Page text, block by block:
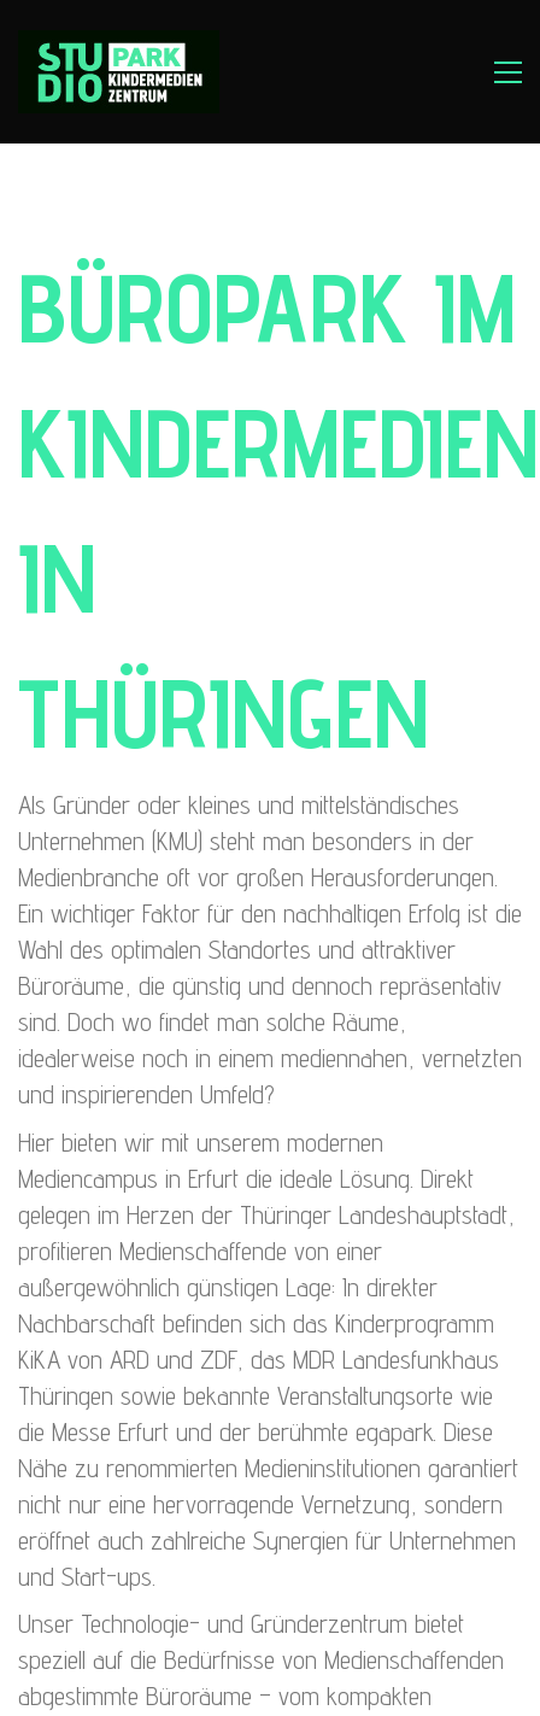
BÜROPARK IM
IN
THÜRINGEN
Als Gründer oder kleines und mittelständisches
Unternehmen (KMU) steht man besonders in der
Medienbranche oft vor großen Herausforderungen.
Ein wichtiger Faktor für den nachhaltigen Erfolg ist die
Wahl des optimalen Standortes und attraktiver
Büroräume, die günstig und dennoch repräsentativ
sind. Doch wo findet man solche Räume,
idealerweise noch in einem mediennahen, vernetzten
und inspirierenden Umfeld?
Hier bieten wir mit unserem modernen
Mediencampus in Erfurt die ideale Lösung. Direkt
gelegen im Herzen der Thüringer Landeshauptstadt,
profitieren Medienschaffende von einer
außergewöhnlich günstigen Lage: In direkter
Nachbarschaft befinden sich das Kinderprogramm
KiKA von ARD und ZDF, das MDR Landesfunkhaus
Thüringen sowie bekannte Veranstaltungsorte wie
die Messe Erfurt und der berühmte egapark. Diese
Nähe zu renommierten Medieninstitutionen garantiert
nicht nur eine hervorragende Vernetzung, sondern
eröffnet auch zahlreiche Synergien für Unternehmen
und Start-ups.
Unser Technologie- und Gründerzentrum bietet
speziell auf die Bedürfnisse von Medienschaffenden
abgestimmte Büroräume – vom kompakten